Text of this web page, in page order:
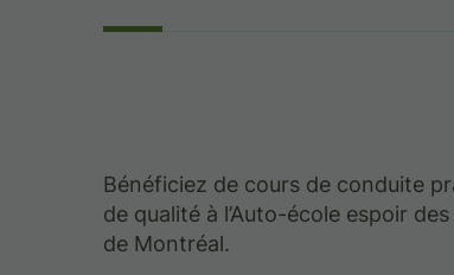
Bénéficiez de cours de conduite
de qualité à l’Auto-école espoir
de Montréal.